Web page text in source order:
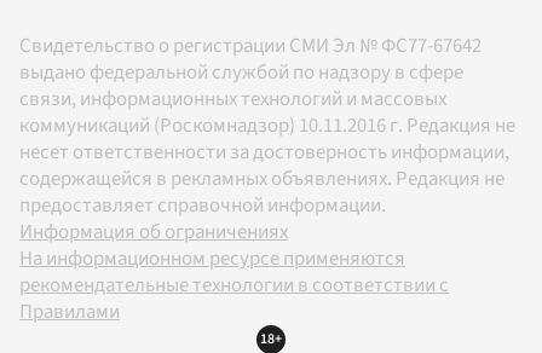
Свидетельство о регистрации СМИ Эл № ФС77-67642
выдано федеральной службой по надзору в сфере
связи, информационных технологий и массовых
коммуникаций (Роскомнадзор) 10.11.2016 г. Редакция не
несет ответственности за достоверность информации,
содержащейся в рекламных объявлениях. Редакция не
предоставляет справочной информации.
Информация об ограничениях
На информационном ресурсе применяются
рекомендательные технологии в соответствии с
Правилами
18+